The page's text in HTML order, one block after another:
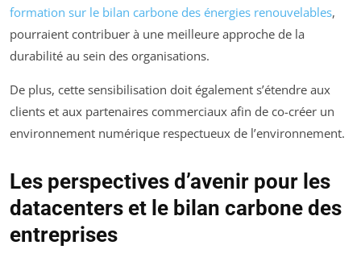
formation sur le bilan carbone des énergies renouvelables,
pourraient contribuer à une meilleure approche de la
durabilité au sein des organisations.
De plus, cette sensibilisation doit également s’étendre aux
clients et aux partenaires commerciaux afin de co-créer un
environnement numérique respectueux de l’environnement.
Les perspectives d’avenir pour les
datacenters et le bilan carbone des
entreprises